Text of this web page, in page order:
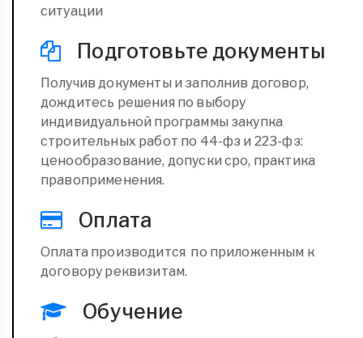
ситуации
Подготовьте документы
Получив документы и заполнив договор,
дождитесь решения по выбору
индивидуальной программы закупка
строительных работ по 44-фз и 223-фз:
ценообразование, допуски сро, практика
правоприменения.
Оплата
Оплата производится по приложенным к
договору реквизитам.
Обучение